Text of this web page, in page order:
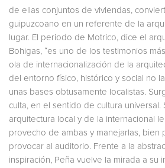
de ellas conjuntos de viviendas,
guipuzcoano en un referente de la
lugar. El periodo de Motrico, dice el
Bohigas, “es uno de los testimonios
ola de internacionalización de la
del entorno físico, histórico y social no
unas bases obtusamente localistas.
culta, en el sentido de cultura universal.
arquitectura local y de la internacional
provecho de ambas y manejarlas, bien
provocar al auditorio. Frente a la
inspiración, Peña vuelve la mirada a su